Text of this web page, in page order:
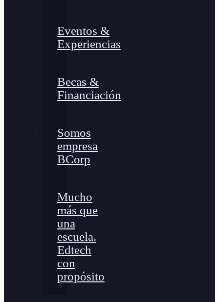
Eventos &
Experiencias
Becas &
Financiación
Somos
empresa
BCorp
Mucho
más que
una
escuela.
Edtech
con
propósito